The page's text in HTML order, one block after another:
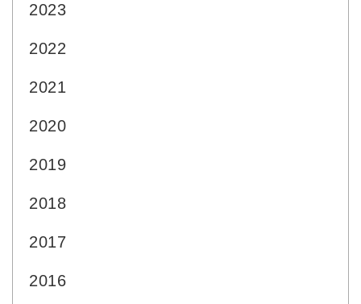
2023
2022
2021
2020
2019
2018
2017
2016